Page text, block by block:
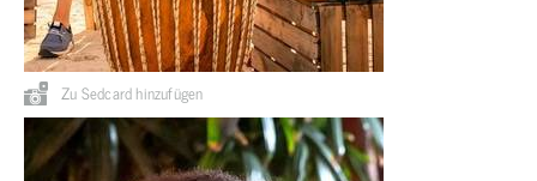
Zu Sedcard hinzufügen